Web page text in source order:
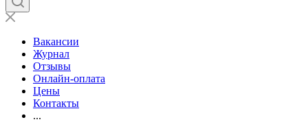
Вакансии
Журнал
Отзывы
Онлайн-оплата
Цены
Контакты
...